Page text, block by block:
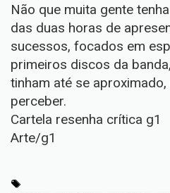
Não que muita gente
das duas horas de
sucessos, focados em
primeiros discos da
tinham até se
perceber.
Cartela resenha crítica g1
Arte/g1